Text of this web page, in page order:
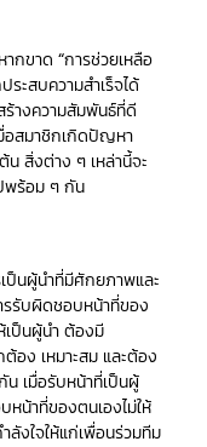
กขาด “การช่วยเหลือ
ระสบความสำเร็จได้
ร้างความสัมพันธ์ที่ดี
อสมาชิกเกิดปัญหา
น สิ่งต่าง ๆ เหล่านี้จะ
พร้อม ๆ กัน
ป็นผู้นำที่มีศักยภาพและ
รรับผิดชอบหน้าที่ของ
เป็นผู้นำ ต้องมี
อง เหมาะสม และต้อง
น เมื่อรับหน้าที่เป็นผู้
น้าที่ของตนเองไม่ให้
งใจให้แก่เพื่อนร่วมทีม